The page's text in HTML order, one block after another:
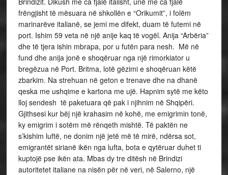
frëngjisht të mësuara në shkollën e “Orikumit”, i folëm
marinarëve italianë, se jemi me difekt, duam të futemi në
port. Ishim 59 veta në një anije kaq të vogël. Anija “Arbëria”
dhe të tjera ishin mbrapa, por u futën para nesh. Më në
fund dhe anija jonë e shoqëruar nga një rimorkiator u
bregëzua në Port. Britma, lotë gëzimi e shoqëruan këtë
zbarkim. Na strehuan në geton e trenave dhe na dhanë
qeska me ushqime e kartona me ujë. Hapnim sytë me këto
lloj sendesh të paketuara që pak i njihnim në Shqipëri.
Gjithsesi kur bëj një krahasim në kohë, me emigrimin tonë,
ky emigrim i sotëm më rënqeth mishtë. Të paktën ne
s’kishim luftë, ne donim një jetë më të mirë, ndërsa sot,
emigrantët sirianë ikën nga lufta, bota e qytëruar duhet ti
kuptojë pse ikën ata. Mbas dy tre ditësh në Brindizi
autoritetet italiane na nisën për në veri, në Salerno, një